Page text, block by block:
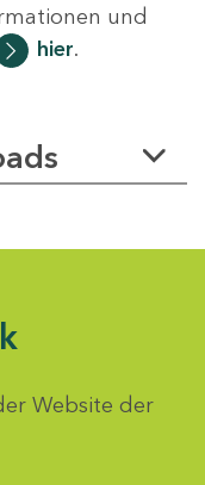
und
hier.
Website der